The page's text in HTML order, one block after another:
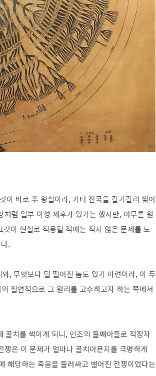
이 바로 주 왕실이라, 기타 전국을 갈기갈리 찢어
럼 일부 이성 제후가 있기는 했지만, 아무튼 원
이 현실로 적용될 적에는 적지 않은 문제를 노
.
, 무엇보다 덜 떨어진 놈도 있기 마련이라, 이 두
필연적으로 그 원리를 고수하고자 하는 쪽에서
골치를 썩이게 되니, 인조의 둘째아들로 적장자
은 이 문제가 얼마나 골치아픈지를 극명하게
해당하는 죽음을 둘러싸고 벌어진 전쟁이었다는